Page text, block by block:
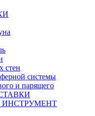
стен
системы
и парящего